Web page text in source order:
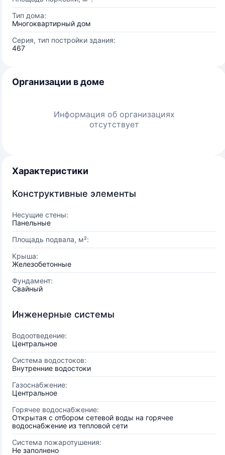
Тип дома:
Многоквартирный дом
Серия, тип постройки здания:
467
Организации в доме
Информация об организациях
отсутствует
Характеристики
Конструктивные элементы
Несущие стены:
Панельные
Площадь подвала, м²:
Крыша:
Железобетонные
Фундамент:
Свайный
Инженерные системы
Водоотведение:
Центральное
Система водостоков:
Внутренние водостоки
Газоснабжение:
Центральное
Горячее водоснабжение:
Открытая с отбором сетевой воды на горячее
водоснабжение из тепловой сети
Система пожаротушения:
Не заполнено